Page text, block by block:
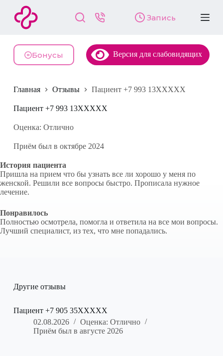
й
и
у
и
Запись
Бонусы Версия для слабовидящих
Главная Отзывы Пациент +7 993 13XXXXX
Пациент +7 993 13XXXXX
Оценка: Отлично
Приём был в октябре 2024
История пациента
Пришла на прием что бы узнать все ли хорошо у меня по
женской. Решили все вопросы быстро. Прописала нужное
лечение.
Понравилось
Полностью осмотрела, помогла и ответила на все мои вопросы.
Лучший специалист, из тех, что мне попадались.
Другие отзывы
Пациент +7 905 35XXXXX
02.08.2026
Оценка: Отлично
Приём был в августе 2026